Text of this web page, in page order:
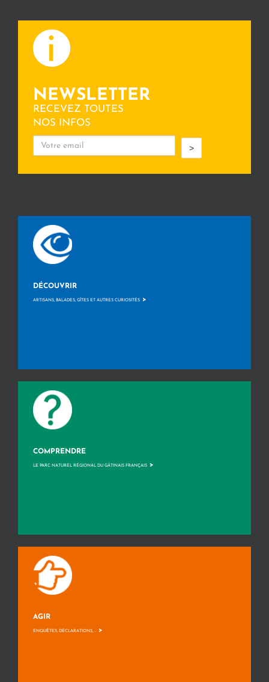
NEWSLETTER
RECEVEZ TOUTES
NOS INFOS
>
DÉCOUVRIR
ARTISANS, BALADES, GÎTES ET AUTRES CURIOSITÉS >
COMPRENDRE
LE PARC NATUREL RÉGIONAL DU GÂTINAIS FRANÇAIS >
AGIR
ENQUÊTES, DÉCLARATIONS, ... >